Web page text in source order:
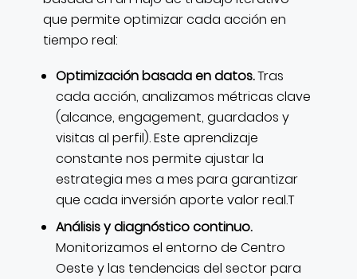
que permite optimizar cada acción en
tiempo real:
Optimización basada en datos.Tras
cada acción, analizamos métricas clave
(alcance, engagement, guardados y
visitas al perfil). Este aprendizaje
constante nos permite ajustar la
estrategia mes a mes para garantizar
que cada inversión aporte valor real.T
Análisis y diagnóstico continuo.
Monitorizamos el entorno de Centro
Oeste y las tendencias del sector para